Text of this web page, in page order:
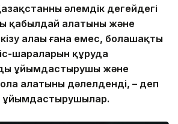
әлемдік деңгейдегі
қабылдай алатыны және
алаңы ғана емес, болашақтың
шараларын құруда
ұйымдастырушы және
алатыны дәлелденді, – деп
ұйымдастырушылар.